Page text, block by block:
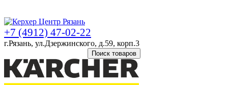
+7 (4912) 47-02-22
г.Рязань, ул.Дзержинского, д.59, корп.3
Поиск товаров